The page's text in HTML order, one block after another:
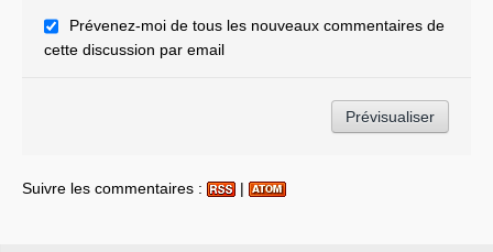
Prévenez-moi de tous les nouveaux commentaires de
cette discussion par email
Suivre les commentaires : |